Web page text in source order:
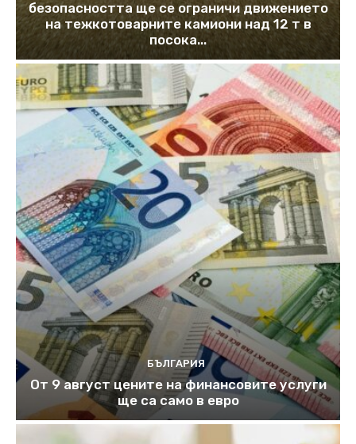
безопасността ще се ограничи движението
на тежкотоварните камиони над 12 т в
посока...
БЪЛГАРИЯ
От 9 август цените на финансовите услуги
ще са само в евро